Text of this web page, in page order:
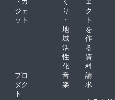
ジェ
ット
り
・
地
域
活
性
化
プロ
ダク
ト
音
楽
ク
ト
を
作
る
資
料
請
求